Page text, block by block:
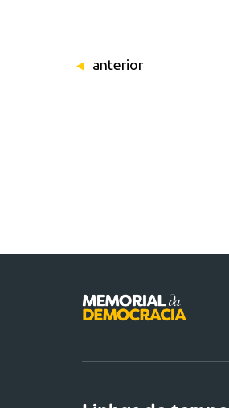
anterior